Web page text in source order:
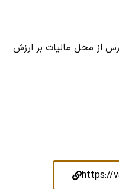
فارس از محل مالیات بر ارزش
https://